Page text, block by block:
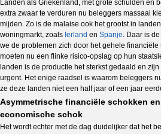
Landen als Griekenland, met grote schulden en
extra zwaar te verduren nu beleggers massaal
mijden. Zo is de malaise ook het grootst in
woningmarkt, zoals Ierland en Spanje. Daar is
we de problemen zich door het gehele
moeten nu een flinke risico-opslag op hun
landen is de productie het sterkst gedaald en
urgent. Het enige raadsel is waarom beleggers
ze deze landen niet een half jaar of een jaar
Asymmetrische financiële schokken
economische schok
Het wordt echter met de dag duidelijker dat het